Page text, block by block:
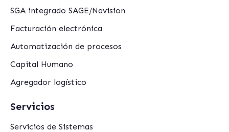
SGA integrado SAGE/Navision
Facturación electrónica
Automatización de procesos
Capital Humano
Agregador logístico
Servicios
Servicios de Sistemas